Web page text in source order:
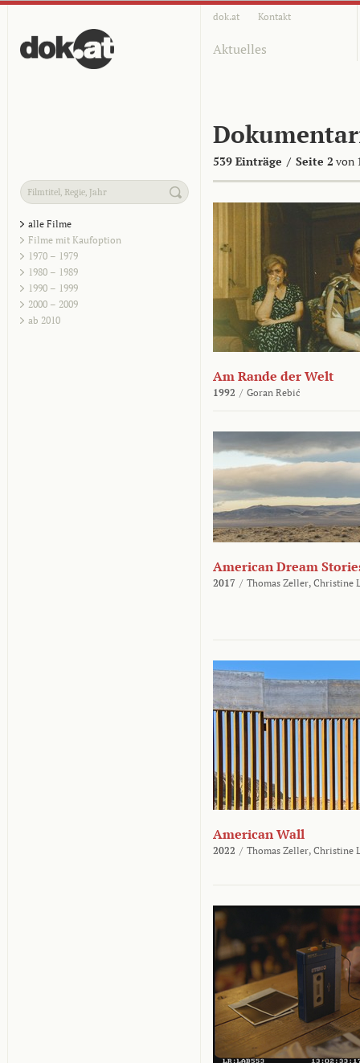
dok.at Kontakt
Aktuelles
539 Einträge / Seite 2 von
alle Filme
Filme mit Kaufoption
1970 – 1979
1980 – 1989
1990 – 1999
2000 – 2009
ab 2010
Am Rande der Welt
1992 / Goran Rebić
American Dream
2017 / Thomas Zeller, Christine
American Wall
2022 / Thomas Zeller, Christine